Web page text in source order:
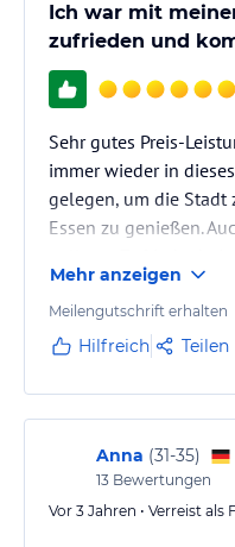
Tischtennisplatten, wo sie
bietet auch viele
Wandern und Radfahren.
des Schwarzwaldes und
die Ruhe der Umgebung
Hinweis: Verfasst von
Angaben ohne Gewähr.
Ich war mit
zufrieden und
Sehr gutes Preis-
immer wieder in
gelegen, um die
Essen zu genießen.
Mehr anzeigen
Meilengutschrift erhalten
Hilfreich Teilen
Anna (31-35)
13 Bewertungen
Vor 3 Jahren • Verreist als